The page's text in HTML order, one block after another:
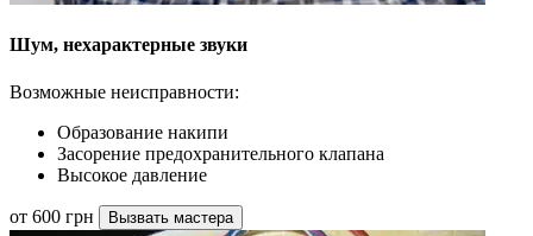
Шум, нехарактерные звуки
Возможные неисправности:
Образование накипи
Засорение предохранительного клапана
Высокое давление
от 600 грн Вызвать мастера